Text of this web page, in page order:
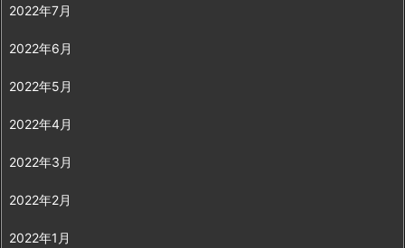
2022年7月
2022年6月
2022年5月
2022年4月
2022年3月
2022年2月
2022年1月